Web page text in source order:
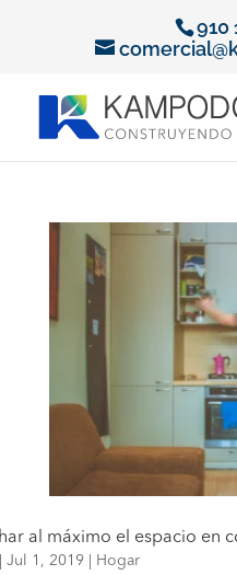
910
al máximo el espacio en
Jul 1, 2019 Hogar